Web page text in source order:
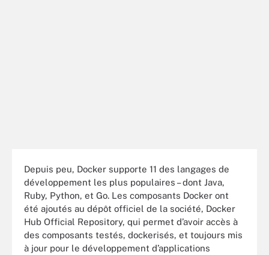
Depuis peu, Docker supporte 11 des langages de
développement les plus populaires – dont Java,
Ruby, Python, et Go. Les composants Docker ont
été ajoutés au dépôt officiel de la société, Docker
Hub Official Repository, qui permet d’avoir accès à
des composants testés, dockerisés, et toujours mis
à jour pour le développement d’applications